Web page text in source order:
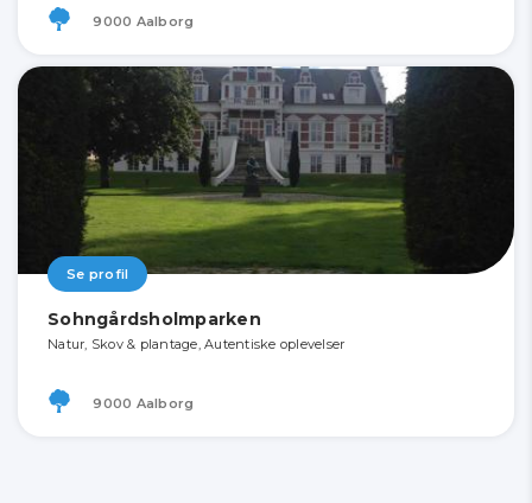
9000 Aalborg
Se profil
Sohngårdsholmparken
Natur, Skov & plantage, Autentiske oplevelser
9000 Aalborg